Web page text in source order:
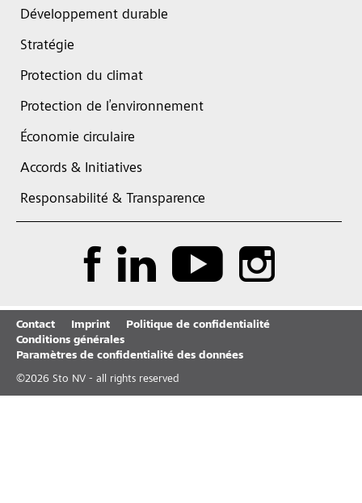
Développement durable
Stratégie
Protection du climat
Protection de l’environnement
Économie circulaire
Accords & Initiatives
Responsabilité & Transparence
Contact Imprint
Politique de confidentialité
Conditions générales
Paramètres de confidentialité des données
©2026 Sto NV - all rights reserved